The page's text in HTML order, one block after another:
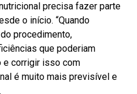
precisa fazer parte
o início. “Quando
procedimento,
que poderiam
e corrigir isso com
é muito mais previsível e